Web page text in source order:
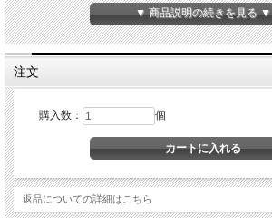
▼ 商品説明の続きを見る ▼
注文
購入数： 個
返品についての詳細はこちら